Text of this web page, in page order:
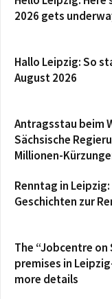
2026 gets
Hallo Leipzig: So
August 2026
Antragsstau beim
Sächsische
Millionen-
Renntag in
Geschichten zur
The “Jobcentre
premises in
more details